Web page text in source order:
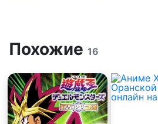
Похожие 16